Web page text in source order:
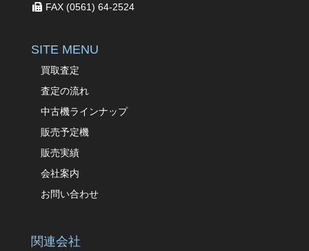
FAX (0561) 64-2524
SITE MENU
買取査定
査定の流れ
中古機ラインナップ
販売予定機
販売実績
会社案内
お問い合わせ
関連会社